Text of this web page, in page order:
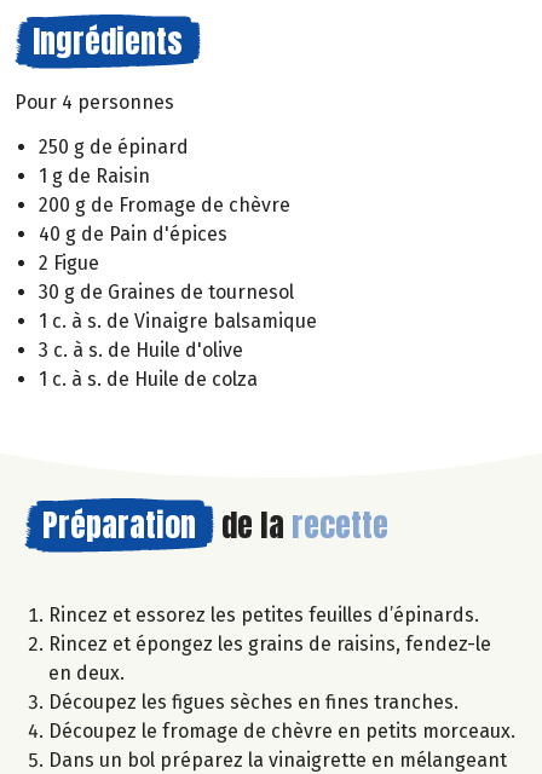
Ingrédients
Pour 4 personnes
250 g de épinard
1 g de Raisin
200 g de Fromage de chèvre
40 g de Pain d'épices
2 Figue
30 g de Graines de tournesol
1 c. à s. de Vinaigre balsamique
3 c. à s. de Huile d'olive
1 c. à s. de Huile de colza
Préparation de la recette
Rincez et essorez les petites feuilles d’épinards.
Rincez et épongez les grains de raisins, fendez-le
en deux.
Découpez les figues sèches en fines tranches.
Découpez le fromage de chèvre en petits morceaux.
Dans un bol préparez la vinaigrette en mélangeant